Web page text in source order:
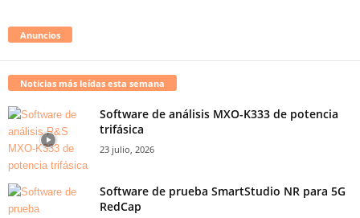
Anuncios
Noticias más leídas esta semana
Software de análisis MXO-K333 de potencia
trifásica
23 julio, 2026
Software de prueba SmartStudio NR para 5G
RedCap